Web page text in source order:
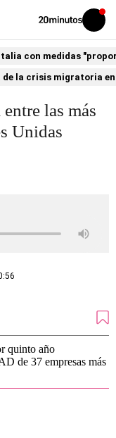
Volver
Iniciar
sesión
con medidas
la crisis migratoria
las más
Unidas
quinto año
de 37 empresas más